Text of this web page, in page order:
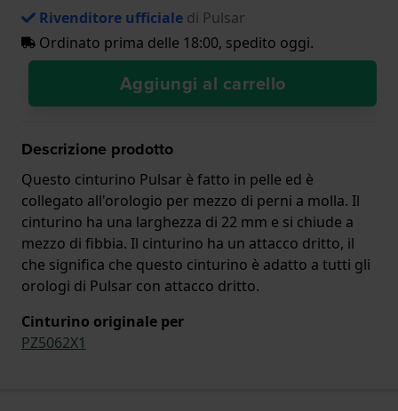
Rivenditore ufficiale di Pulsar
Ordinato prima delle 18:00, spedito oggi.
Aggiungi al carrello
Descrizione prodotto
Questo cinturino Pulsar è fatto in pelle ed è
collegato all'orologio per mezzo di perni a molla. Il
cinturino ha una larghezza di 22 mm e si chiude a
mezzo di fibbia. Il cinturino ha un attacco dritto, il
che significa che questo cinturino è adatto a tutti gli
orologi di Pulsar con attacco dritto.
Cinturino originale per
PZ5062X1